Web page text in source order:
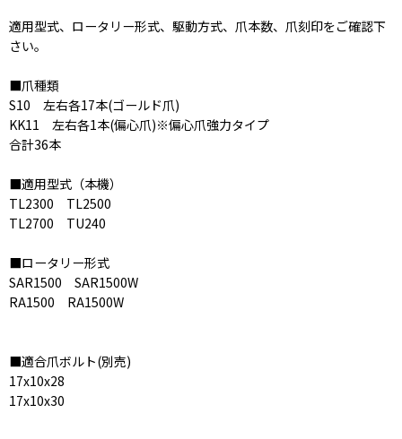
適用型式、ロータリー形式、駆動方式、爪本数、爪刻印をご確認下
さい。
■爪種類
S10 左右各17本(ゴールド爪)
KK11 左右各1本(偏心爪)※偏心爪強力タイプ
合計36本
■適用型式（本機）
TL2300 TL2500
TL2700 TU240
■ロータリー形式
SAR1500 SAR1500W
RA1500 RA1500W
■適合爪ボルト(別売)
17x10x28
17x10x30